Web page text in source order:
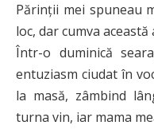
Părinții mei spuneau
loc, dar cumva
Într-o duminică
entuziasm ciudat în
la masă, zâmbind
turna vin, iar mama